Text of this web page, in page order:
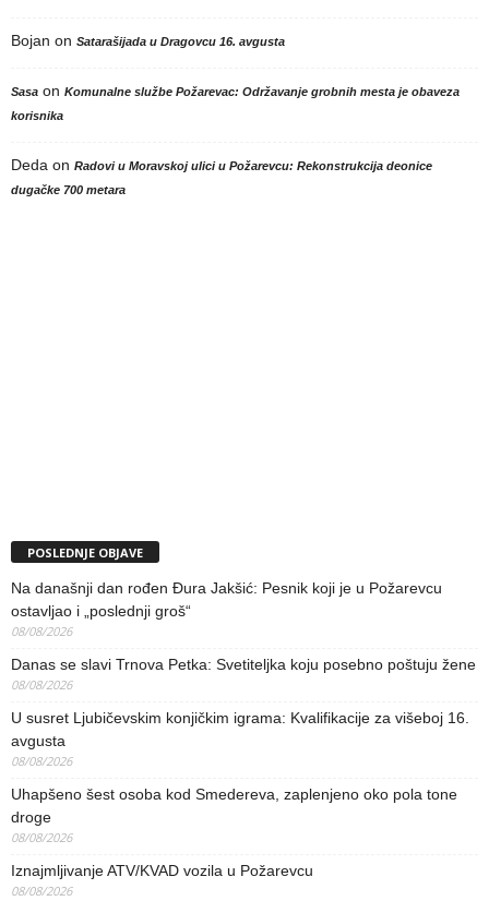
Bojan on Satarašijada u Dragovcu 16. avgusta
Sasa on Komunalne službe Požarevac: Održavanje grobnih mesta je obaveza
korisnika
Deda on Radovi u Moravskoj ulici u Požarevcu: Rekonstrukcija deonice
dugačke 700 metara
POSLEDNJE OBJAVE
Na današnji dan rođen Đura Jakšić: Pesnik koji je u Požarevcu
ostavljao i „poslednji groš“
08/08/2026
Danas se slavi Trnova Petka: Svetiteljka koju posebno poštuju žene
08/08/2026
U susret Ljubičevskim konjičkim igrama: Kvalifikacije za višeboj 16.
avgusta
08/08/2026
Uhapšeno šest osoba kod Smedereva, zaplenjeno oko pola tone
droge
08/08/2026
Iznajmljivanje ATV/KVAD vozila u Požarevcu
08/08/2026